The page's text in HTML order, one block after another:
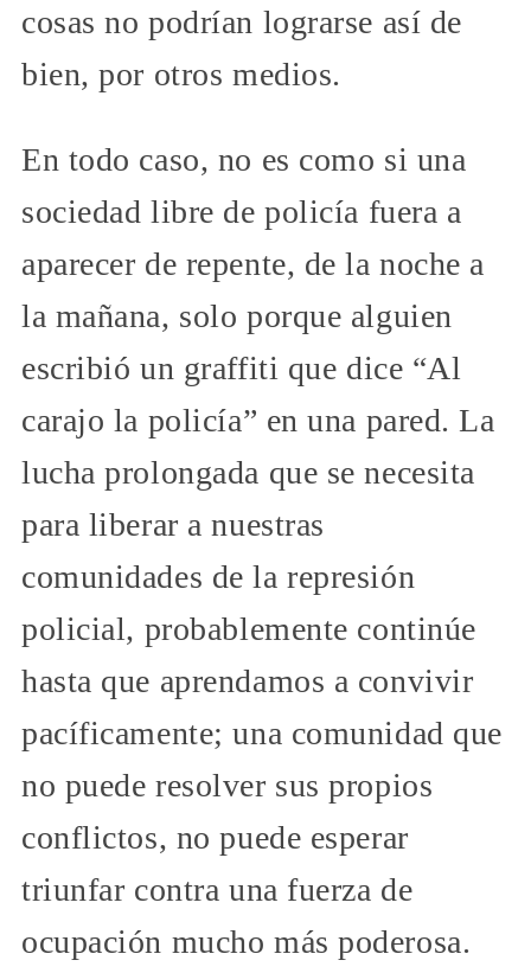
cosas no podrían lograrse así de
bien, por otros medios.
En todo caso, no es como si una
sociedad libre de policía fuera a
aparecer de repente, de la noche a
la mañana, solo porque alguien
escribió un graffiti que dice “Al
carajo la policía” en una pared. La
lucha prolongada que se necesita
para liberar a nuestras
comunidades de la represión
policial, probablemente continúe
hasta que aprendamos a convivir
pacíficamente; una comunidad que
no puede resolver sus propios
conflictos, no puede esperar
triunfar contra una fuerza de
ocupación mucho más poderosa.